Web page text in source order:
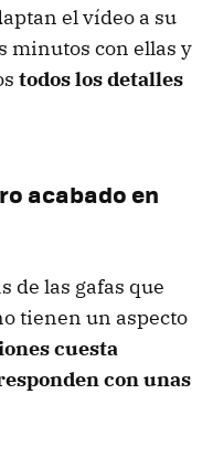
el vídeo a su
minutos con ellas y
todos los detalles
acabado en
de las gafas que
tienen un aspecto
cuesta
con unas